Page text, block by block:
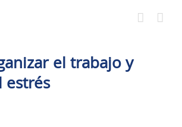
el trabajo y
estrés